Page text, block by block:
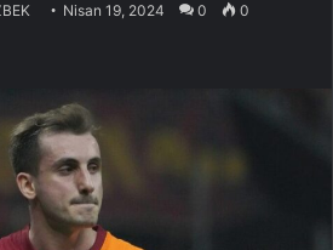
Nisan 19, 2024 0 0